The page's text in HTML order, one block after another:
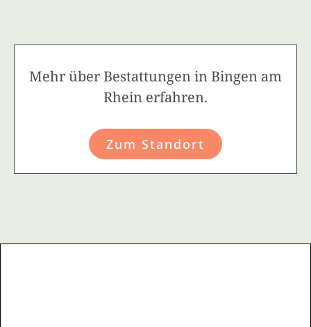
Mehr über Bestattungen in Bingen am
Rhein erfahren.
Zum Standort